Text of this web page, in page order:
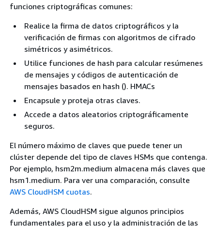
funciones criptográficas comunes:
Realice la firma de datos criptográficos y la
verificación de firmas con algoritmos de cifrado
simétricos y asimétricos.
Utilice funciones de hash para calcular resúmenes
de mensajes y códigos de autenticación de
mensajes basados en hash (). HMACs
Encapsule y proteja otras claves.
Accede a datos aleatorios criptográficamente
seguros.
El número máximo de claves que puede tener un
clúster depende del tipo de claves HSMs que contenga.
Por ejemplo, hsm2m.medium almacena más claves que
hsm1.medium. Para ver una comparación, consulte
AWS CloudHSM cuotas.
Además, AWS CloudHSM sigue algunos principios
fundamentales para el uso y la administración de las